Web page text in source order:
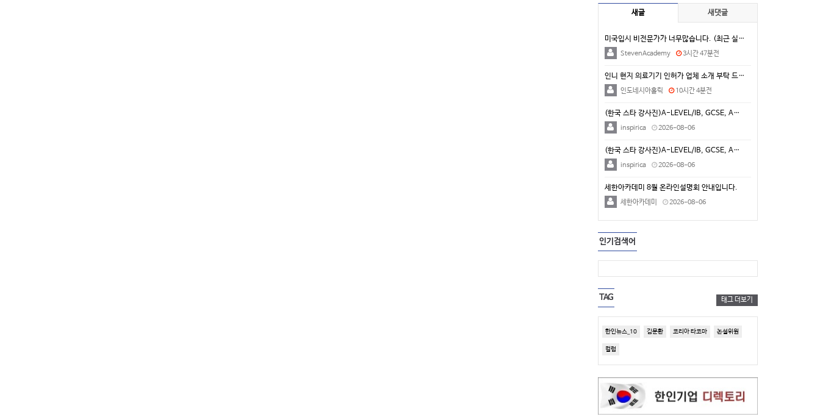
새글 새댓글
미국입시 비전문가가 너무많습니다. (최근 실제 상담 사…
StevenAcademy 3시간 47분전
인니 현지 의료기기 인허가 업체 소개 부탁 드립니다.
인도네시아홀릭 10시간 4분전
(한국 스타 강사진)A-LEVEL/IB, GCSE, A…
inspirica 2026-08-06
(한국 스타 강사진)A-LEVEL/IB, GCSE, A…
inspirica 2026-08-06
세한아카데미 8월 온라인설명회 안내입니다.
세한아카데미 2026-08-06
인기검색어
TAG 태그 더보기
한인뉴스_10 김문환 코리아 타코마 논설위원
컬럼